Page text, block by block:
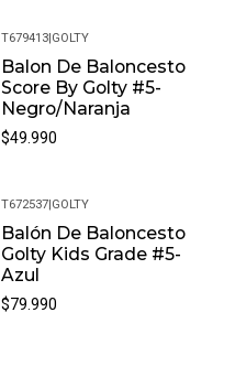
T679413|GOLTY
Balon De Baloncesto
Score By Golty #5-
Negro/Naranja
$49.990
T672537|GOLTY
Balón De Baloncesto
Golty Kids Grade #5-
Azul
$79.990